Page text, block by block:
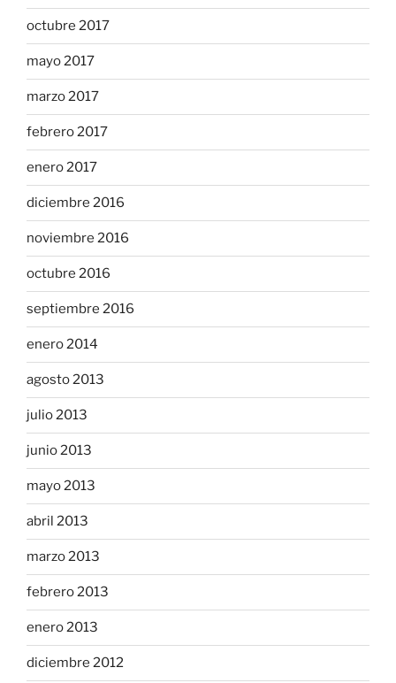
octubre 2017
mayo 2017
marzo 2017
febrero 2017
enero 2017
diciembre 2016
noviembre 2016
octubre 2016
septiembre 2016
enero 2014
agosto 2013
julio 2013
junio 2013
mayo 2013
abril 2013
marzo 2013
febrero 2013
enero 2013
diciembre 2012